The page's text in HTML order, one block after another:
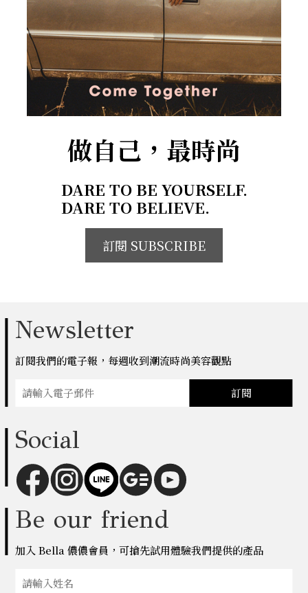
做自己，最時尚
DARE TO BE YOURSELF.
DARE TO BELIEVE.
訂閱 SUBSCRIBE
Newsletter
訂閱我們的電子報，每週收到潮流時尚美容觀點
訂閱
Social
Be our friend
加入 Bella 儂儂會員，可搶先試用體驗我們提供的產品